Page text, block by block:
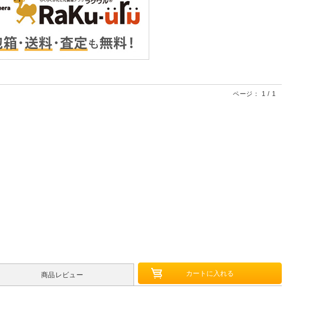
ページ： 1 / 1
商品レビュー